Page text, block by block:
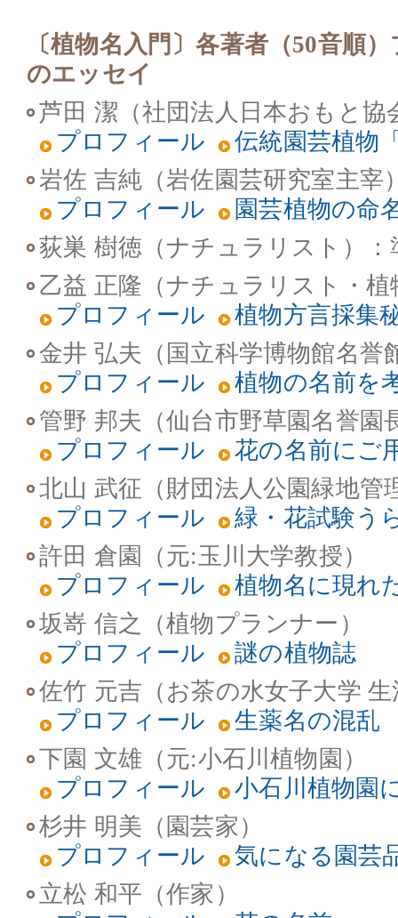
〔植物名入門〕各著者（50音順
のエッセイ
芦田 潔（社団法人日本おもと協
プロフィール
伝統園芸植物
岩佐 吉純（岩佐園芸研究室主宰
プロフィール
園芸植物の命
荻巣 樹徳（ナチュラリスト）
乙益 正隆（ナチュラリスト・植
プロフィール
植物方言採集
金井 弘夫（国立科学博物館名誉
プロフィール
植物の名前を
管野 邦夫（仙台市野草園名誉園
プロフィール
花の名前にご
北山 武征（財団法人公園緑地管
プロフィール
緑・花試験う
許田 倉園（元:玉川大学教授）
プロフィール
植物名に現れ
坂嵜 信之（植物プランナー）
プロフィール
謎の植物誌
佐竹 元吉（お茶の水女子大学
プロフィール
生薬名の混乱
下園 文雄（元:小石川植物園）
プロフィール
小石川植物園
杉井 明美（園芸家）
プロフィール
気になる園芸
立松 和平（作家）